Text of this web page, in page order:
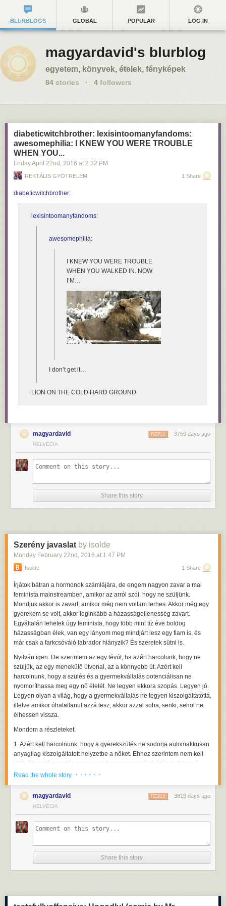
BLURBLOGS GLOBAL POPULAR LOG IN
magyardavid's blurblog
egyetem, könyvek, ételek, fényképek
84 stories · 4 followers
diabeticwitchbrother: lexisintoomanyfandoms:
awesomephilia: I KNEW YOU WERE TROUBLE
WHEN YOU...
Friday April 22nd , 2016 at 2:32 PM
REKTÁLIS GYÖTRELEM 1 Share
diabeticwitchbrother:
lexisintoomanyfandoms:
awesomephilia:
I KNEW YOU WERE TROUBLE
WHEN YOU WALKED IN. NOW
I’M…
I don’t get it…
LION ON THE COLD HARD GROUND
magyardavid 3759 days ago
REPLY
HELVÉCIA
Share this story
Szerény javaslat by isolde
Monday February 22nd , 2016 at 1:47 PM
Isolde 1 Share
Írjátok bátran a hormonok számlájára, de engem nagyon zavar a mai
feminista mainstreamben, amikor az arról szól, hogy ne szüljünk.
Mondjuk akkor is zavart, amikor még nem voltam terhes. Akkor még egy
gyerekem se volt, akkor leginkább a házasságellenesség zavart.
Egyáltalán lehetek úgy feminista, hogy több mint tíz éve boldog
házasságban élek, van egy lányom meg mindjárt lesz egy fiam is, és
már csak a farkcsóváló labrador hiányzik? És szeretek sütni is.
Nyilván igen. De szerintem az egy tévút, ha azért harcolunk, hogy ne
szüljük, az egy menekülő útvonal, az a könnyebb út. Azért kell
harcolnunk, hogy a szülés és a gyermekvállalás potenciálisan ne
nyomoríthassa meg egy nő életét. Ne legyen ekkora szopás. Legyen jó.
Legyen olyan a világ, hogy a gyermekvállalás ne tegyen kiszolgáltatottá,
illetve amikor óhatatlanul azzá tesz, akkor azzal soha, senki, sehol ne
élhessen vissza.
Mondom a részleteket.
1. Azért kell harcolnunk, hogy a gyerekszülés ne sodorja automatikusan
anyagilag kiszolgáltatott helyzetbe a nőket. Ehhez szerintem nem kell
több állami támogatás meg gyed, hanem szemléletváltás kell hozzá,
tudniillik az, hogy a házasságban a két félnek azonos joga van a
Régebben járt hozzám egy nagyon kedves, értelmiségi idős hölgy,
nevezzük jogásznak, nevet is szerzett magának a szakmájában, aztán
nyugdíjba ment és kettejük közös bankszámlája felett a férje
rendelkezett. Csak neki volt bankkártyája hozzá, bár a bácsi és a néni
szeretett (volna) bevenni egy-egy algopirint, de a férj meg öregkorára
igen gyógyszerellenes lett, ezért nem adott rá neki pénzt. Nem vehetett
algopirint a saját (nem kis összegű) nyugdíjából. Ruhákat is ritkán, de
Read the whole story · · · · · ·
magyardavid 3819 days ago
REPLY
HELVÉCIA
Share this story